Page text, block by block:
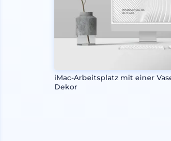
iMac-Arbeitsplatz mit einer
Dekor